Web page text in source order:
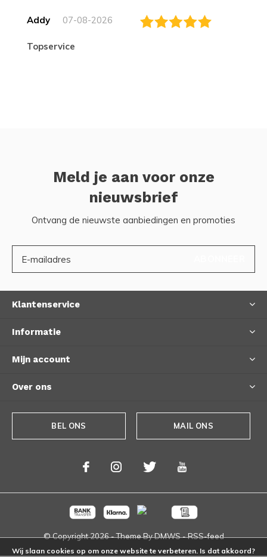
Addy 07-08-2026
topservice
Meld je aan voor onze
nieuwsbrief
Ontvang de nieuwste aanbiedingen en promoties
Klantenservice
Informatie
Mijn account
Over ons
BEL ONS MAIL ONS
© Copyright2026- Theme ByDMWS-RSS-feed
Wij slaan cookies op om onze website te verbeteren. Is dat akkoord?